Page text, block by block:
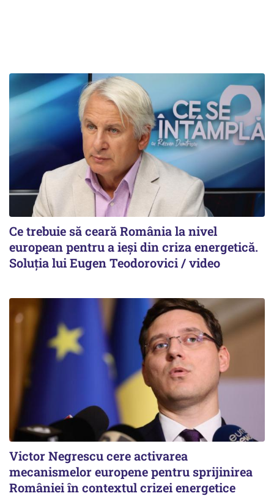
Ce trebuie să ceară România la nivel
european pentru a ieși din criza energetică.
Soluția lui Eugen Teodorovici / video
Victor Negrescu cere activarea
mecanismelor europene pentru sprijinirea
României în contextul crizei energetice